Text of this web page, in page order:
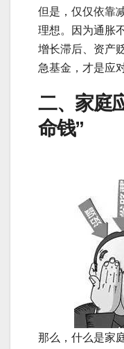
但是，仅仅依靠
理想。因为通胀
增长滞后、资产
急基金，才是应
二、家庭
命钱”
那么，什么是家